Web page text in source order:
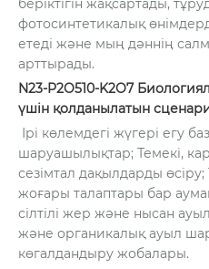
беріктігін жақсартады,
фотосинтетикалық
етеді және мың дәннің
арттырады.
N23-P2O510-K2O7
үшін қолданылатын
Ірі көлемдегі жүгері егу
шаруашылықтар; Темекі,
сезімтал дақылдарды өсіру;
жоғары талаптары бар
сілтілі жер және нысан
және органикалық ауыл
көгалдандыру жобалары.